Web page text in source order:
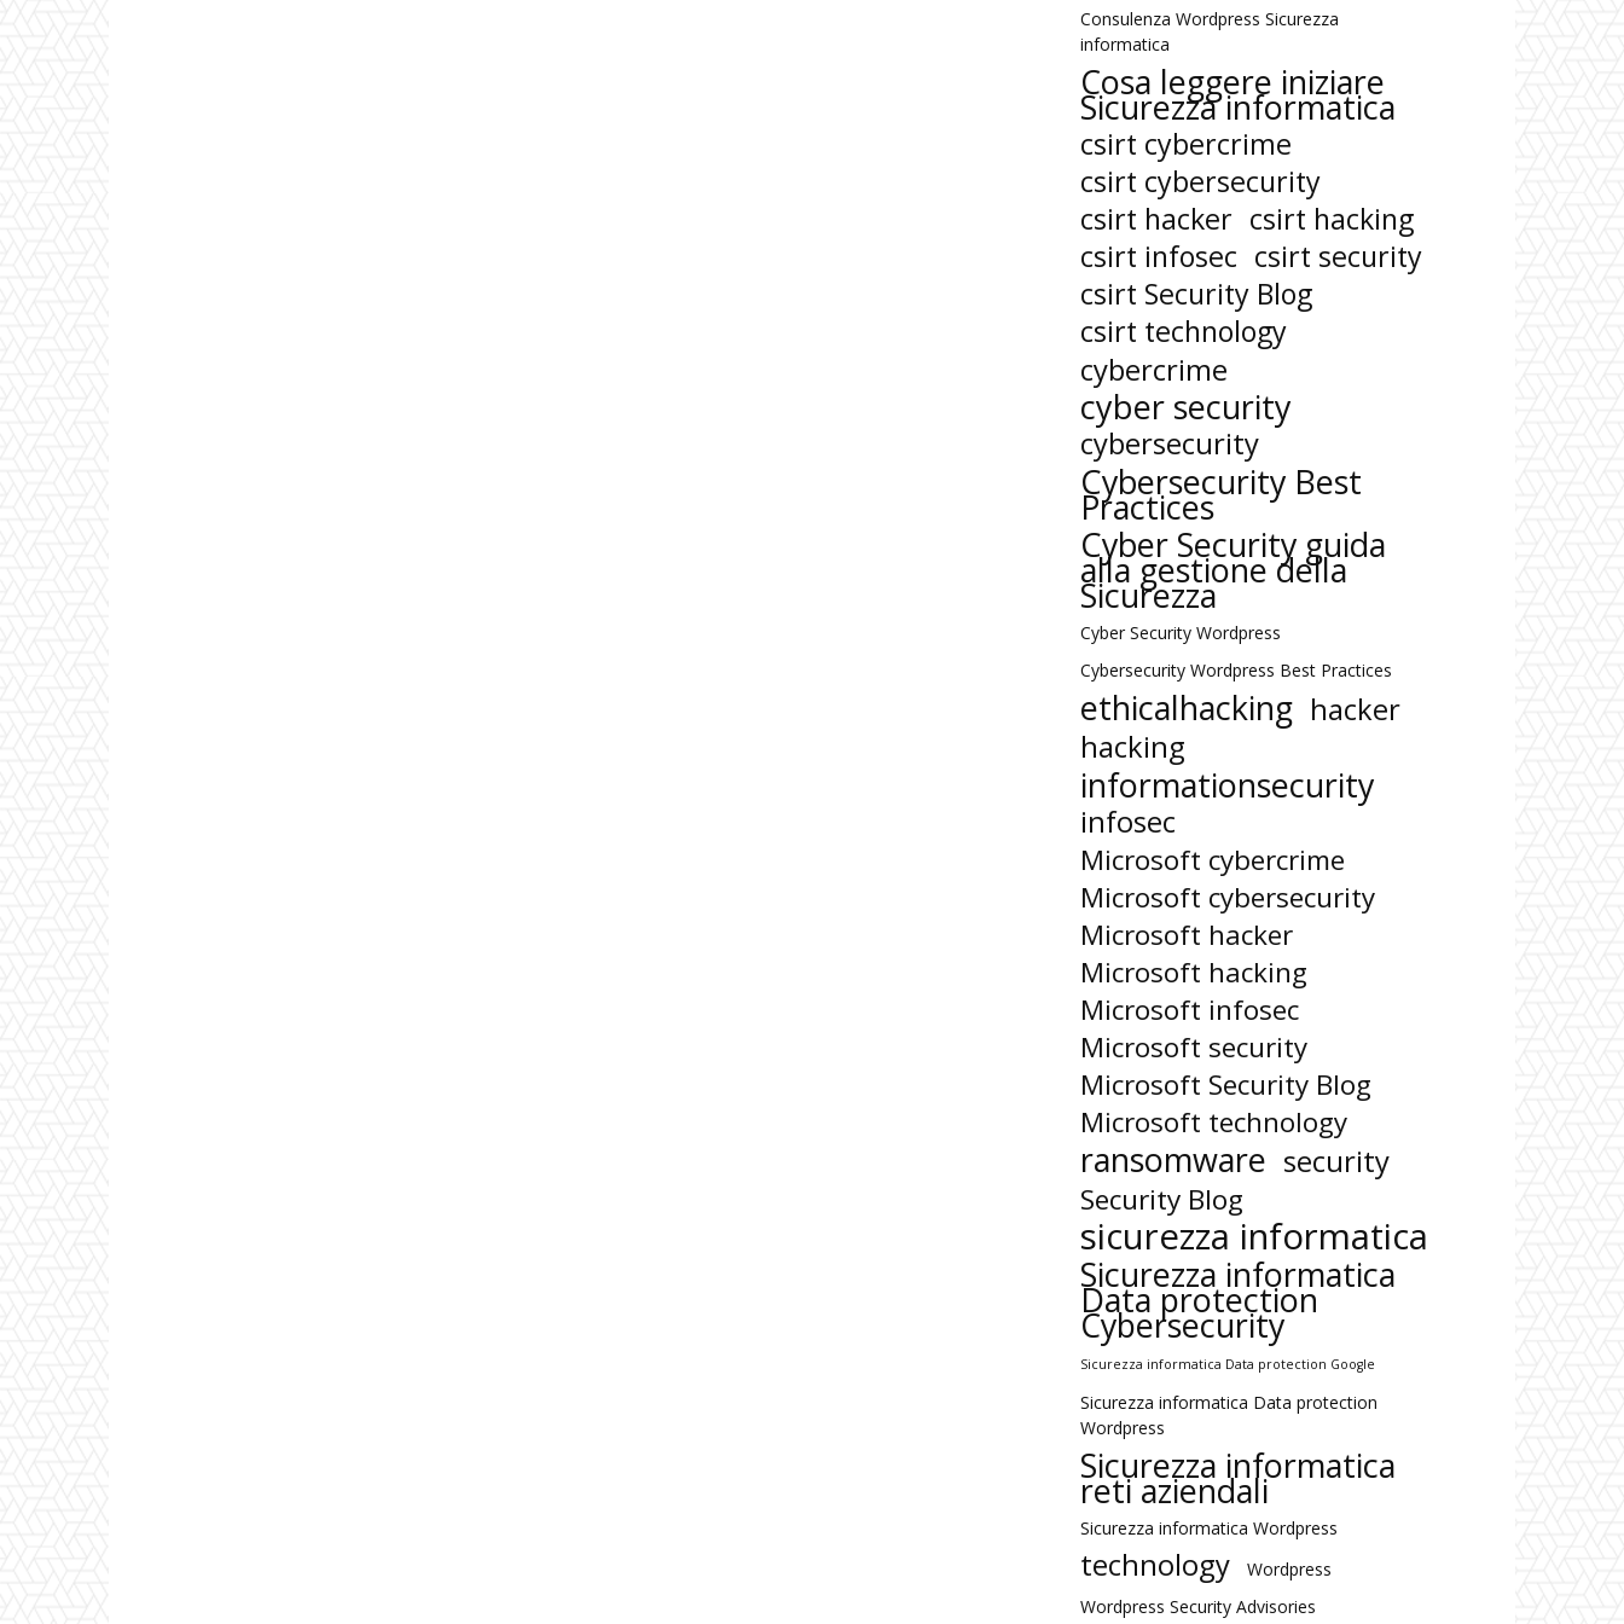
Consulenza Wordpress Sicurezza
informatica
Cosa leggere iniziare
Sicurezza informatica
csirt cybercrime
csirt cybersecurity
csirt hacker csirt hacking
csirt infosec csirt security
csirt Security Blog
csirt technology
cybercrime
cyber security
cybersecurity
Cybersecurity Best
Practices
Cyber Security guida
alla gestione della
Sicurezza
Cyber Security Wordpress
Cybersecurity Wordpress Best Practices
ethicalhacking hacker
hacking
informationsecurity
infosec
Microsoft cybercrime
Microsoft cybersecurity
Microsoft hacker
Microsoft hacking
Microsoft infosec
Microsoft security
Microsoft Security Blog
Microsoft technology
ransomware security
Security Blog
sicurezza informatica
Sicurezza informatica
Data protection
Cybersecurity
Sicurezza informatica Data protection Google
Sicurezza informatica Data protection
Wordpress
Sicurezza informatica
reti aziendali
Sicurezza informatica Wordpress
technology
Wordpress
Wordpress Security Advisories